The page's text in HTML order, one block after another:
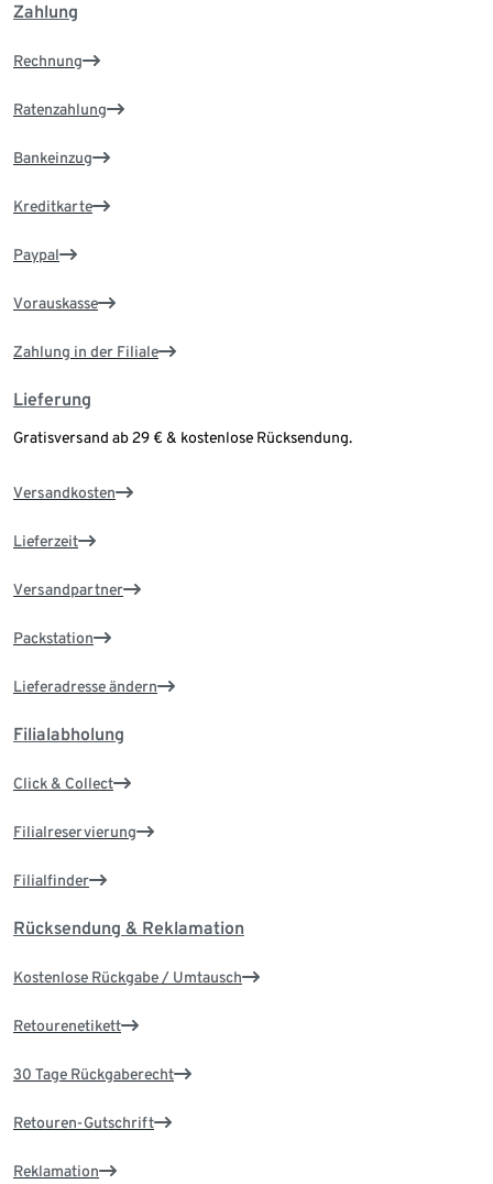
Zahlung
Rechnung
Ratenzahlung
Bankeinzug
Kreditkarte
Paypal
Vorauskasse
Zahlung in der Filiale
Lieferung
Gratisversand ab 29 € & kostenlose Rücksendung.
Versandkosten
Lieferzeit
Versandpartner
Packstation
Lieferadresse ändern
Filialabholung
Click & Collect
Filialreservierung
Filialfinder
Rücksendung & Reklamation
Kostenlose Rückgabe / Umtausch
Retourenetikett
30 Tage Rückgaberecht
Retouren-Gutschrift
Reklamation